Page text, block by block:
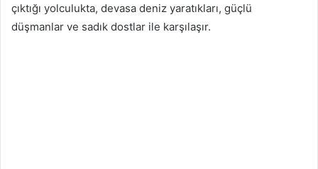
çıktığı yolculukta, devasa deniz yaratıkları, güçlü
düşmanlar ve sadık dostlar ile karşılaşır.